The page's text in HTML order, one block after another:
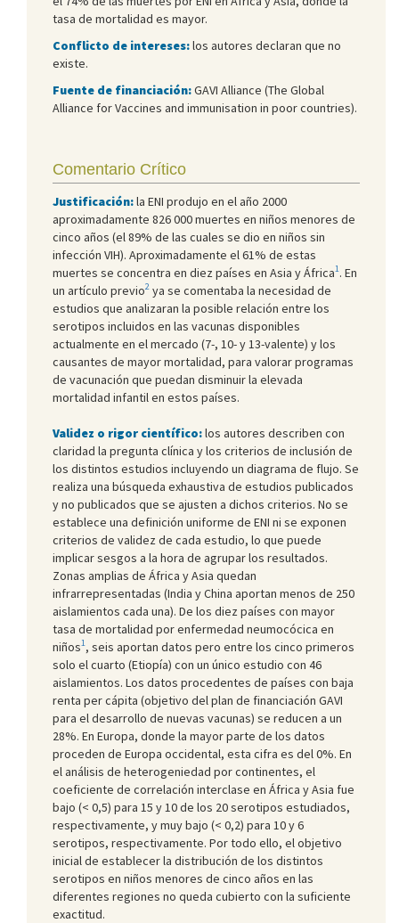
tasa de mortalidad es mayor.
Conflicto de intereses:los autores declaran que no
existe.
Fuente de financiación:GAVI Alliance (The Global
Alliance for Vaccines and immunisation in poor countries).
Comentario Crítico
Justificación:la ENI produjo en el año 2000
aproximadamente 826 000 muertes en niños menores de
cinco años (el 89% de las cuales se dio en niños sin
infección VIH). Aproximadamente el 61% de estas
muertes se concentra en diez países en Asia y África1. En
un artículo previo2 ya se comentaba la necesidad de
estudios que analizaran la posible relación entre los
serotipos incluidos en las vacunas disponibles
actualmente en el mercado (7-, 10- y 13-valente) y los
causantes de mayor mortalidad, para valorar programas
de vacunación que puedan disminuir la elevada
mortalidad infantil en estos países.
Validez o rigor científico:los autores describen con
claridad la pregunta clínica y los criterios de inclusión de
los distintos estudios incluyendo un diagrama de flujo. Se
realiza una búsqueda exhaustiva de estudios publicados
y no publicados que se ajusten a dichos criterios. No se
establece una definición uniforme de ENI ni se exponen
criterios de validez de cada estudio, lo que puede
implicar sesgos a la hora de agrupar los resultados.
Zonas amplias de África y Asia quedan
infrarrepresentadas (India y China aportan menos de 250
aislamientos cada una). De los diez países con mayor
tasa de mortalidad por enfermedad neumocócica en
niños1, seis aportan datos pero entre los cinco primeros
solo el cuarto (Etiopía) con un único estudio con 46
aislamientos. Los datos procedentes de países con baja
renta per cápita (objetivo del plan de financiación GAVI
para el desarrollo de nuevas vacunas) se reducen a un
28%. En Europa, donde la mayor parte de los datos
proceden de Europa occidental, esta cifra es del 0%. En
el análisis de heterogeniedad por continentes, el
coeficiente de correlación interclase en África y Asia fue
bajo (< 0,5) para 15 y 10 de los 20 serotipos estudiados,
respectivamente, y muy bajo (< 0,2) para 10 y 6
serotipos, respectivamente. Por todo ello, el objetivo
inicial de establecer la distribución de los distintos
serotipos en niños menores de cinco años en las
diferentes regiones no queda cubierto con la suficiente
exactitud.